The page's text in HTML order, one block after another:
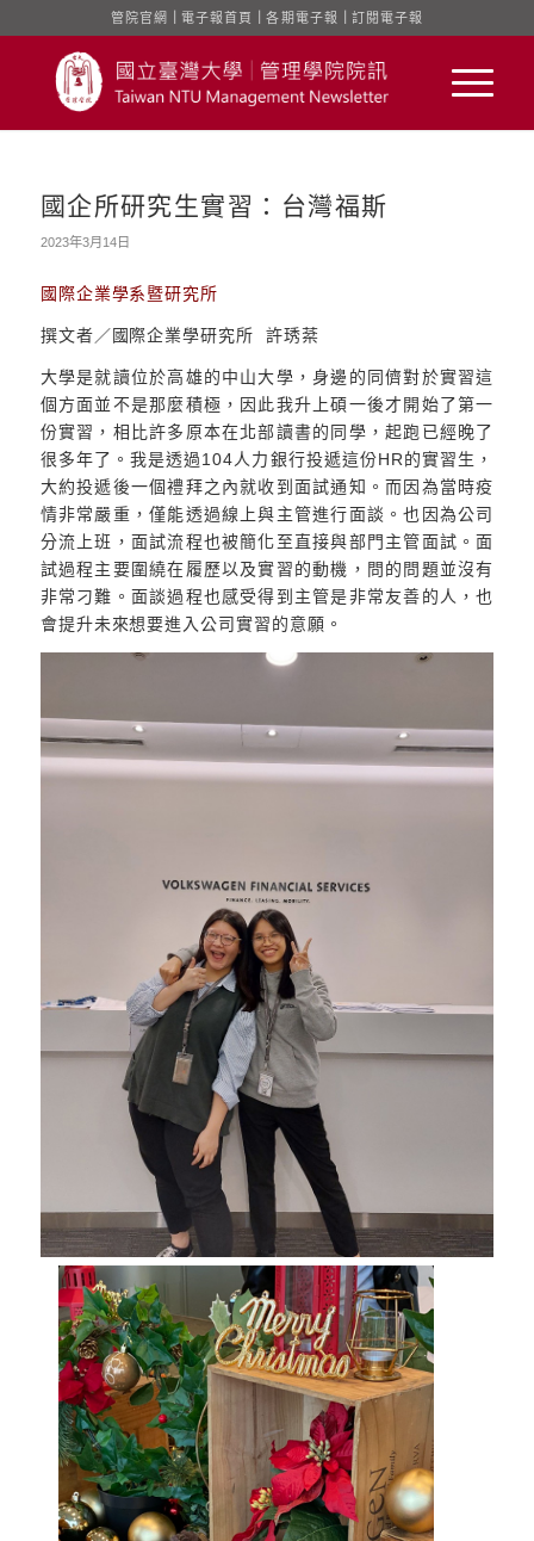
管院官網 電子報首頁 ｜各期電子報 訂閱電子報
國企所研究生實習：台灣福斯
2023年3月14日
國際企業學系暨研究所
撰文者／國際企業學研究所 許琇棻
大學是就讀位於高雄的中山大學，身邊的同儕對於實習這
個方面並不是那麼積極，因此我升上碩一後才開始了第一
份實習，相比許多原本在北部讀書的同學，起跑已經晚了
很多年了。我是透過104人力銀行投遞這份HR的實習生，
大約投遞後一個禮拜之內就收到面試通知。而因為當時疫
情非常嚴重，僅能透過線上與主管進行面談。也因為公司
分流上班，面試流程也被簡化至直接與部門主管面試。面
試過程主要圍繞在履歷以及實習的動機，問的問題並沒有
非常刁難。面談過程也感受得到主管是非常友善的人，也
會提升未來想要進入公司實習的意願。